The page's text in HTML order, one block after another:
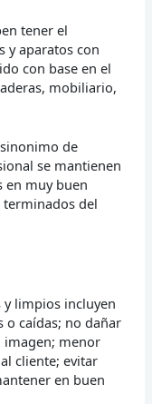
tener el
y aparatos con
con base en el
mobiliario,
de
se mantienen
en muy buen
del
y limpios incluyen
o caídas; no dañar
imagen; menor
cliente; evitar
en buen